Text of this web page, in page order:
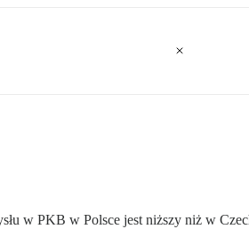
w PKB w Polsce jest niższy niż w